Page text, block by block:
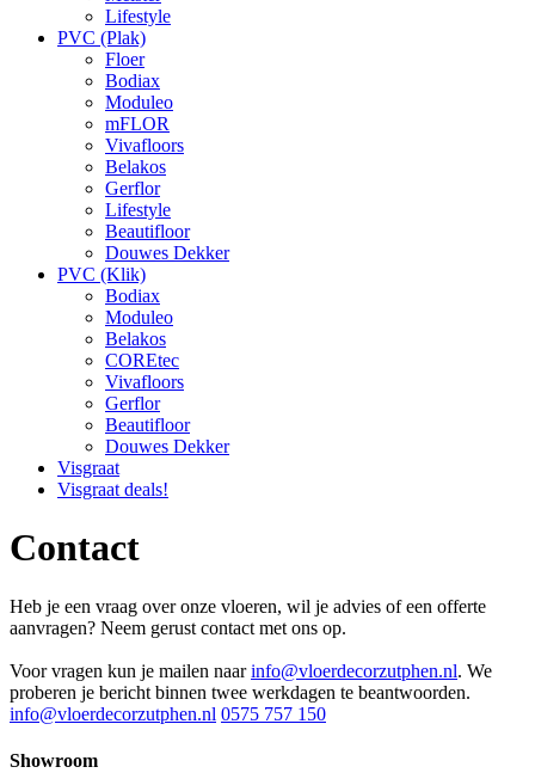
Lifestyle
PVC (Plak)
Floer
Bodiax
Moduleo
mFLOR
Vivafloors
Belakos
Gerflor
Lifestyle
Beautifloor
Douwes Dekker
PVC (Klik)
Bodiax
Moduleo
Belakos
COREtec
Vivafloors
Gerflor
Beautifloor
Douwes Dekker
Visgraat
Visgraat deals!
Contact
Heb je een vraag over onze vloeren, wil je advies of een offerte
aanvragen? Neem gerust contact met ons op.
Voor vragen kun je mailen naarinfo@vloerdecorzutphen.nl. We
proberen je bericht binnen twee werkdagen te beantwoorden.
info@vloerdecorzutphen.nl 0575 757 150
Showroom